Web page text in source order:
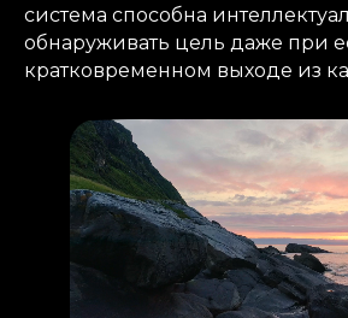
система способна
обнаруживать цель даже при
кратковременном выходе из